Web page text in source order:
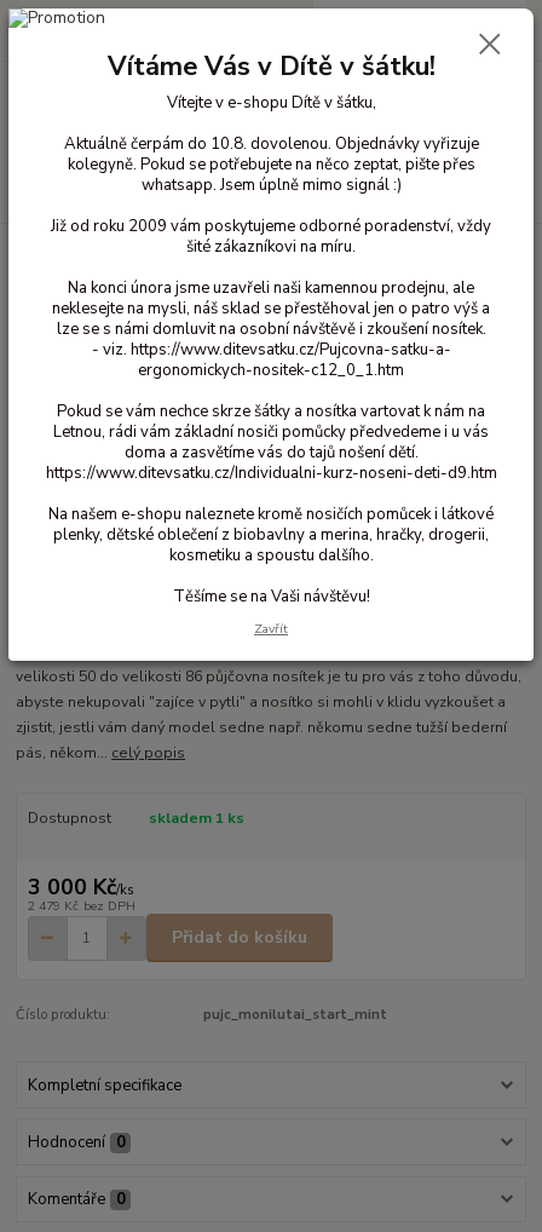
+420 603 818 836
0 Kč
Půjčovna šátků a ergonomických nosítek
Půjčovna ergonomických
Půjčovna Monilu Uni Tai Start
Sprink Mint
velikosti 50 do velikosti 86 půjčovna nosítek je tu pro vás z toho důvodu,
abyste nekupovali "zajíce v pytli" a nosítko si mohli v klidu vyzkoušet a
zjistit, jestli vám daný model sedne např. někomu sedne tužší bederní
pás, někom... celý popis
Dostupnost skladem 1 ks
3 000 Kč/ks
2 479 Kč bez DPH
Přidat do košíku
Číslo produktu: pujc_monilutai_start_mint
Kompletní specifikace
Hodnocení 0
Komentáře 0
Vítáme Vás v Dítě v šátku!
Vítejte v e-shopu Dítě v šátku,
Aktuálně čerpám do 10.8. dovolenou. Objednávky vyřizuje
kolegyně. Pokud se potřebujete na něco zeptat, pište přes
whatsapp. Jsem úplně mimo signál :)
Již od roku 2009 vám poskytujeme odborné poradenství, vždy
šité zákazníkovi na míru.
Na konci února jsme uzavřeli naši kamennou prodejnu, ale
neklesejte na mysli, náš sklad se přestěhoval jen o patro výš a
lze se s námi domluvit na osobní návštěvě i zkoušení nosítek.
- viz. https://www.ditevsatku.cz/Pujcovna-satku-a-
ergonomickych-nositek-c12_0_1.htm
Pokud se vám nechce skrze šátky a nosítka vartovat k nám na
Letnou, rádi vám základní nosiči pomůcky předvedeme i u vás
doma a zasvětíme vás do tajů nošení dětí.
https://www.ditevsatku.cz/Individualni-kurz-noseni-deti-d9.htm
Na našem e-shopu naleznete kromě nosičích pomůcek i látkové
plenky, dětské oblečení z biobavlny a merina, hračky, drogerii,
kosmetiku a spoustu dalšího.
Těšíme se na Vaši návštěvu!
Zavřít